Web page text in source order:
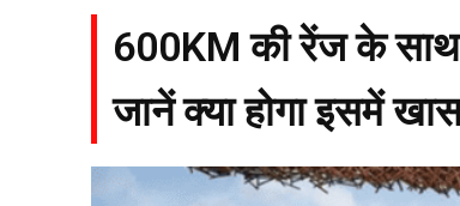
600KM की रेंज के साथ
जानें क्या होगा इसमें